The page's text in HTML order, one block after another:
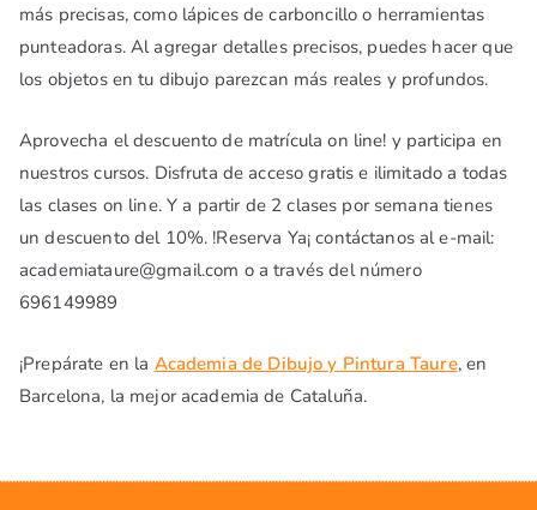
más precisas, como lápices de carboncillo o herramientas
punteadoras. Al agregar detalles precisos, puedes hacer que
los objetos en tu dibujo parezcan más reales y profundos.
Aprovecha el descuento de matrícula on line! y participa en
nuestros cursos. Disfruta de acceso gratis e ilimitado a todas
las clases on line. Y a partir de 2 clases por semana tienes
un descuento del 10%. !Reserva Ya¡ contáctanos al e-mail:
academiataure@gmail.com o a través del número
696149989
¡Prepárate en la Academia de Dibujo y Pintura Taure, en
Barcelona, la mejor academia de Cataluña.